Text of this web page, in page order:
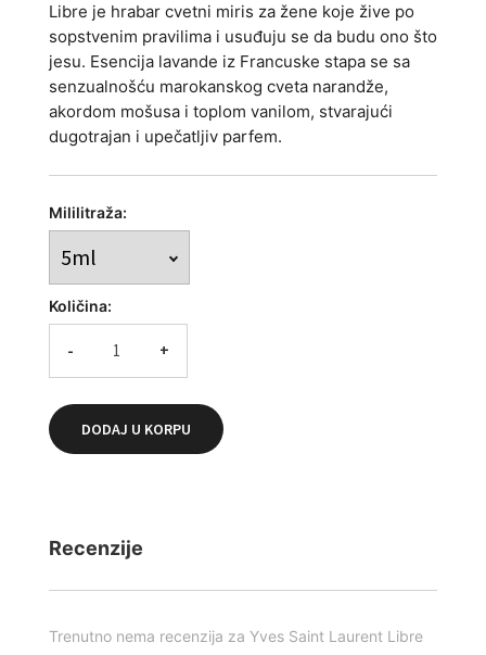
Libre je hrabar cvetni miris za žene koje žive po
sopstvenim pravilima i usuđuju se da budu ono što
jesu. Esencija lavande iz Francuske stapa se sa
senzualnošću marokanskog cveta narandže,
akordom mošusa i toplom vanilom, stvarajući
dugotrajan i upečatljiv parfem.
Mililitraža:
Količina:
- +
DODAJ U KORPU
Recenzije
Trenutno nema recenzija za Yves Saint Laurent Libre